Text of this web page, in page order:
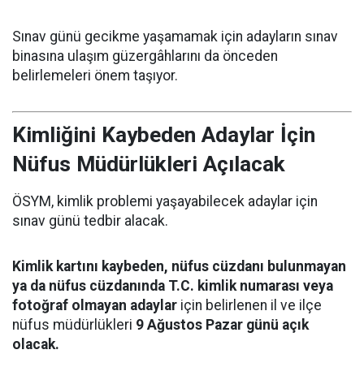
Sınav günü gecikme yaşamamak için adayların sınav
binasına ulaşım güzergâhlarını da önceden
belirlemeleri önem taşıyor.
Kimliğini Kaybeden Adaylar İçin
Nüfus Müdürlükleri Açılacak
ÖSYM, kimlik problemi yaşayabilecek adaylar için
sınav günü tedbir alacak.
Kimlik kartını kaybeden, nüfus cüzdanı bulunmayan
ya da nüfus cüzdanında T.C. kimlik numarası veya
fotoğraf olmayan adaylar için belirlenen il ve ilçe
nüfus müdürlükleri 9 Ağustos Pazar günü açık
olacak.